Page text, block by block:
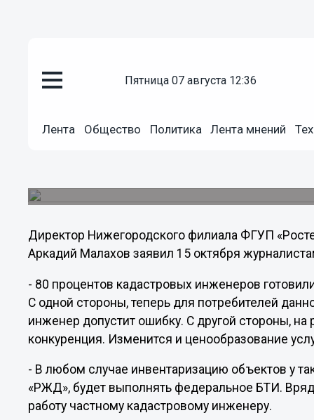
пятница 07 августа 12:36
Лента Общество Политика Лента мнений
Техинвентаризацией
Директор Нижегородского филиала ФГУП
Аркадий Малахов заявил 15 октября
- 80 процентов кадастровых инженеров
С одной стороны, теперь для потребителей
инженер допустит ошибку. С другой стороны, на
конкуренция. Изменится и ценообразование
- В любом случае инвентаризацию объектов у
«РЖД», будет выполнять федеральное БТИ.
работу частному кадастровому инженеру.